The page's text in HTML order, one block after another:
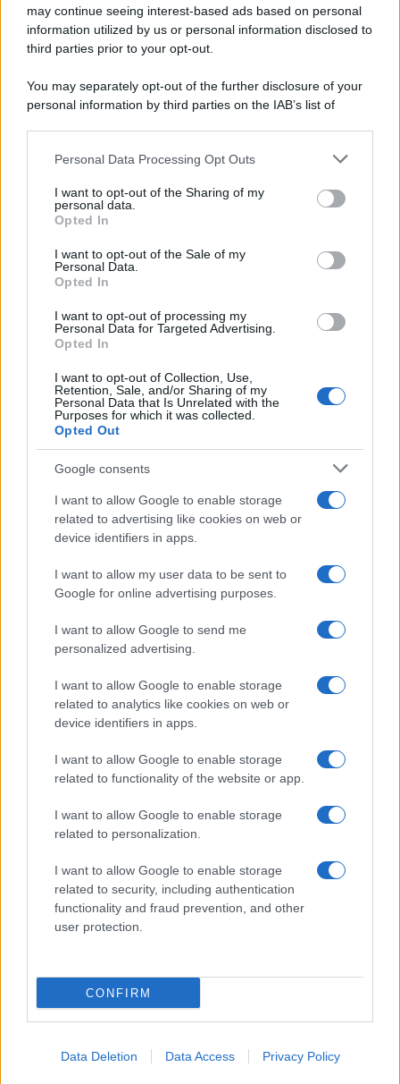
may continue seeing interest-based ads based on personal
information utilized by us or personal information disclosed to
third parties prior to your opt-out.
You may separately opt-out of the further disclosure of your
personal information by third parties on the IAB’s list of
This information may also be disclosed by us to third parties
disclose it to other third parties.
Please note that this website/app uses one or more Google
services and may gather and store information including but
not limited to your visit or usage behaviour. You may click to
grant or deny consent to Google and its third-party tags to
consent section.
Personal Data Processing Opt Outs
I want to opt-out of the Sharing of my
personal data.
Opted In
I want to opt-out of the Sale of my
Personal Data.
Opted In
I want to opt-out of processing my
Personal Data for Targeted Advertising.
Opted In
I want to opt-out of Collection, Use,
Retention, Sale, and/or Sharing of my
Personal Data that Is Unrelated with the
Purposes for which it was collected.
Opted Out
Google consents
I want to allow Google to enable storage
related to advertising like cookies on web or
device identifiers in apps.
I want to allow my user data to be sent to
Google for online advertising purposes.
I want to allow Google to send me
personalized advertising.
I want to allow Google to enable storage
related to analytics like cookies on web or
device identifiers in apps.
I want to allow Google to enable storage
related to functionality of the website or app.
I want to allow Google to enable storage
related to personalization.
I want to allow Google to enable storage
related to security, including authentication
functionality and fraud prevention, and other
user protection.
CONFIRM
Data Deletion Data Access Privacy Policy
FRASI
Frasi celebri
Frasi da condividere
Poesie
Frasi dei film
Frasi film più lette
Incipit dei film
Film più cercati
Frasi sul cinema
SERVIZI
Mappa del sito
Cookie Policy
Frasi suddivise per tema
Indice degli autori
Aforismi .meglio.it è l'archivio web dedicato a frasi,
aforismi e citazioni più grande del web (137.905 frasi in
database) • ©2005-2025 • La riproduzione dei testi è
consentita citando la fonte secondo la Licenza
il sito ricava una commissione sugli acquisti idonei. •
Contatti